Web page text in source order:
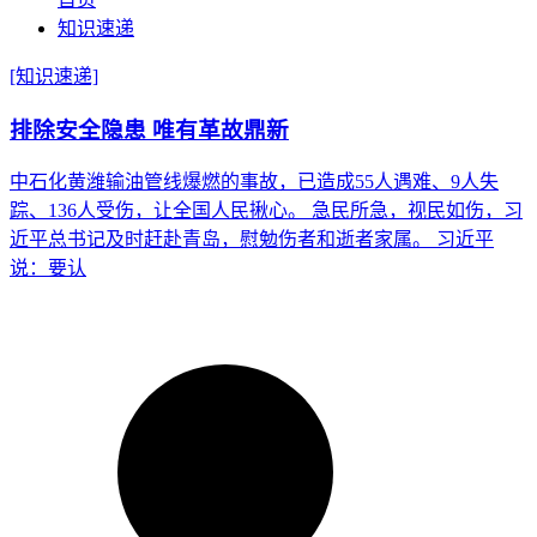
知识速递
[知识速递]
排除安全隐患 唯有革故鼎新
中石化黄潍输油管线爆燃的事故，已造成55人遇难、9人失
踪、136人受伤，让全国人民揪心。 急民所急，视民如伤，习
近平总书记及时赶赴青岛，慰勉伤者和逝者家属。 习近平
说：要认